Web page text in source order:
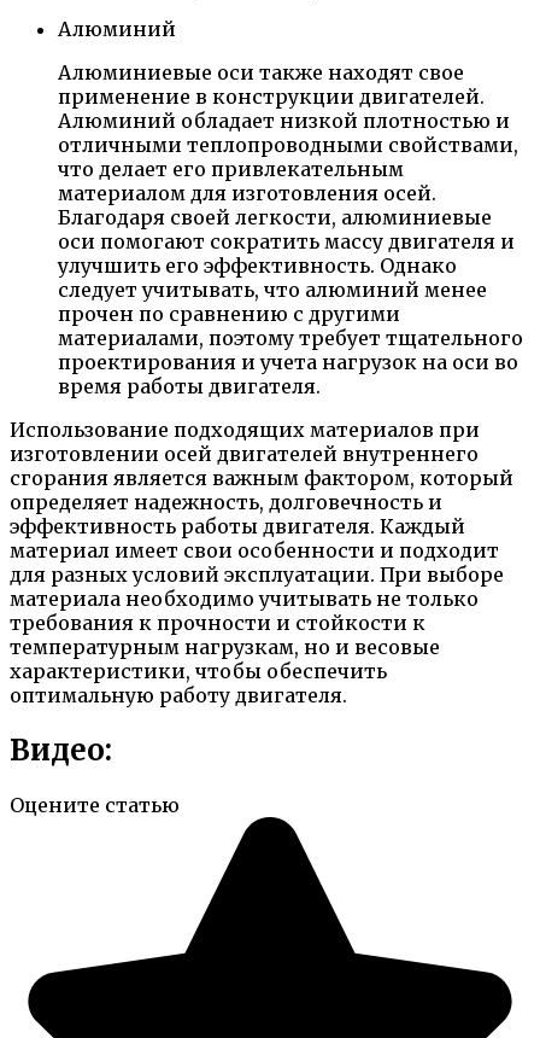
Алюминий
Алюминиевые оси также находят свое
применение в конструкции двигателей.
Алюминий обладает низкой плотностью и
отличными теплопроводными свойствами,
что делает его привлекательным
материалом для изготовления осей.
Благодаря своей легкости, алюминиевые
оси помогают сократить массу двигателя и
улучшить его эффективность. Однако
следует учитывать, что алюминий менее
прочен по сравнению с другими
материалами, поэтому требует тщательного
проектирования и учета нагрузок на оси во
время работы двигателя.
Использование подходящих материалов при
изготовлении осей двигателей внутреннего
сгорания является важным фактором, который
определяет надежность, долговечность и
эффективность работы двигателя. Каждый
материал имеет свои особенности и подходит
для разных условий эксплуатации. При выборе
материала необходимо учитывать не только
требования к прочности и стойкости к
температурным нагрузкам, но и весовые
характеристики, чтобы обеспечить
оптимальную работу двигателя.
Видео:
Оцените статью